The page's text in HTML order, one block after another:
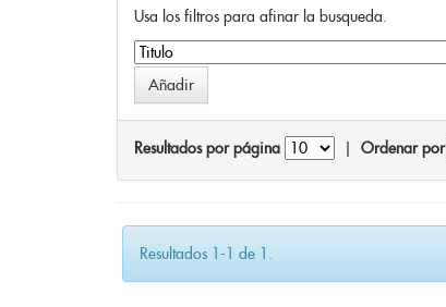
Usa los filtros para afinar la busqueda.
Resultados por página Ordenar por
Resultados 1-1 de 1.